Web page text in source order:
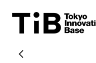
content